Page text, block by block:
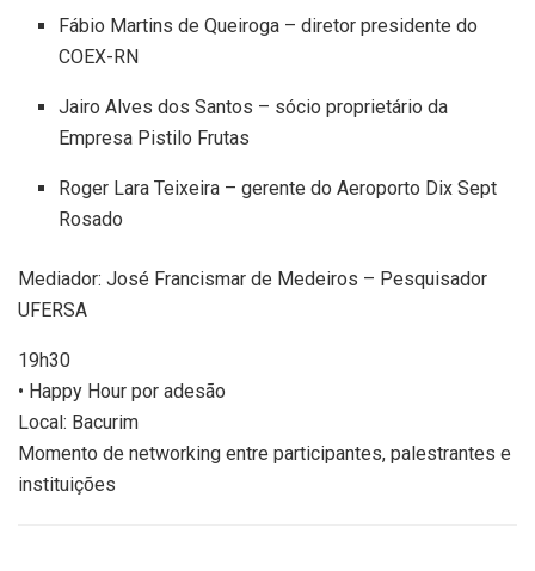
Fábio Martins de Queiroga – diretor presidente do
COEX-RN
Jairo Alves dos Santos – sócio proprietário da
Empresa Pistilo Frutas
Roger Lara Teixeira – gerente do Aeroporto Dix Sept
Rosado
Mediador: José Francismar de Medeiros – Pesquisador
UFERSA
19h30
• Happy Hour por adesão
Local: Bacurim
Momento de networking entre participantes, palestrantes e
instituições